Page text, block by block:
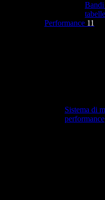
Bandi
Performance 11
Sistema di
performance